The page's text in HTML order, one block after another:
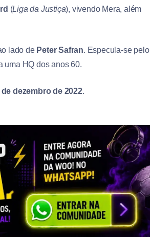
(Liga da Justiça), vivendo Mera, além
lado de Peter Safran. Especula-se pelo
uma HQ dos anos 60.
de dezembro de 2022.